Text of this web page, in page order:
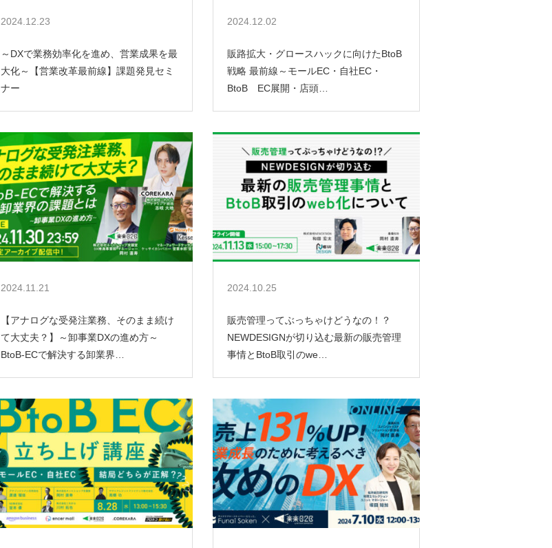
2024.12.23
～DXで業務効率化を進め、営業成果を最
大化～【営業改革最前線】課題発見セミ
ナー
2024.12.02
販路拡大・グロースハックに向けたBtoB
戦略 最前線～モールEC・自社EC・
BtoB EC展開・店頭…
2024.11.21
【アナログな受発注業務、そのまま続け
て大丈夫？】～卸事業DXの進め方～
BtoB-ECで解決する卸業界…
2024.10.25
販売管理ってぶっちゃけどうなの！？
NEWDESIGNが切り込む最新の販売管理
事情とBtoB取引のwe…